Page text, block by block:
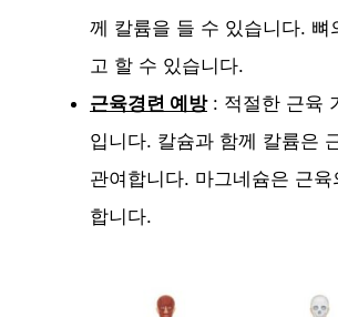
께 칼륨을 들 수 있습니다. 뼈
고 할 수 있습니다.
근육경련 예방: 적절한 근육
입니다. 칼슘과 함께 칼륨은
관여합니다. 마그네슘은 근육
합니다.